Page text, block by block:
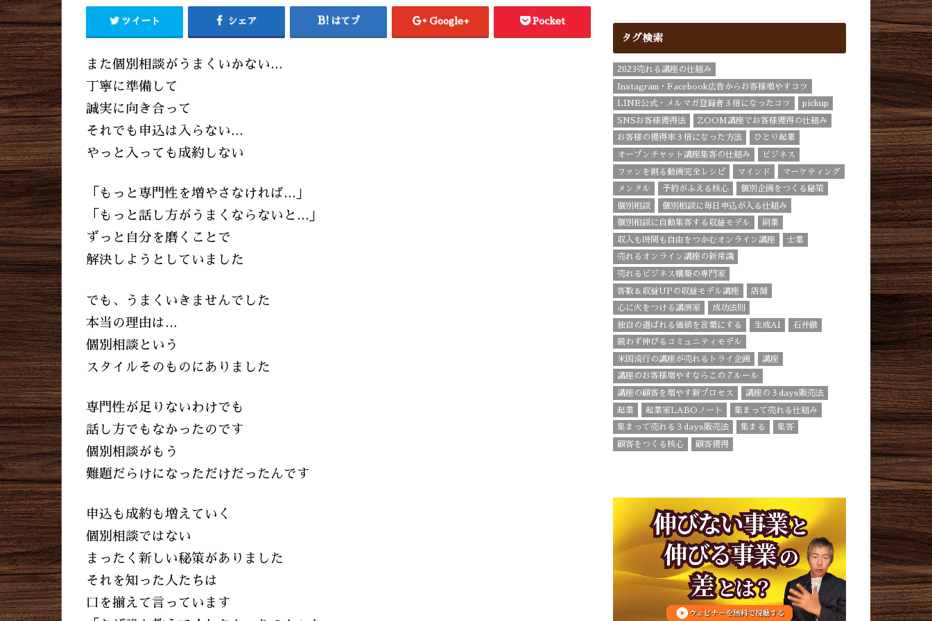
ツイート シェア はてブ Google+ Pocket
また個別相談がうまくいかない…
丁寧に準備して
誠実に向き合って
それでも申込は入らない…
やっと入っても成約しない
「もっと専門性を増やさなければ…」
「もっと話し方がうまくならないと…」
ずっと自分を磨くことで
解決しようとしていました
でも、うまくいきませんでした
本当の理由は…
個別相談という
スタイルそのものにありました
専門性が足りないわけでも
話し方でもなかったのです
個別相談がもう
難題だらけになっただけだったんです
申込も成約も増えていく
個別相談ではない
まったく新しい秘策がありました
それを知った人たちは
口を揃えて言っています
タグ検索
2023売れる講座の仕組み
Instagram・Facebook広告からお客様増やすコツ
LINE公式・メルマガ登録者３倍になったコツ pickup
SNSお客様獲得法 ZOOM講座でお客様獲得の仕組み
お客様の獲得率３倍になった方法 ひとり起業
オープンチャット講座集客の仕組み ビジネス
ファンを創る動画完全レシピ マインド マーケティング
メンタル 予約がふえる核心 個別企画をつくる秘策
個別相談 個別相談に毎日申込が入る仕組み
個別相談に自動集客する収益モデル 副業
収入も時間も自由をつかむオンライン講座 士業
売れるオンライン講座の新常識
売れるビジネス構築の専門家
客数＆収益UPの収益モデル講座 店舗
心に火をつける講演家 成功法則
独自の選ばれる価値を言葉にする 生成AI 石井徹
競わず伸びるコミュニティモデル
米国流行の講座が売れるトライ企画 講座
講座のお客様増やすならこの７ルール
講座の顧客を増やす新プロセス 講座の３days販売法
起業 起業家LABOノート 集まって売れる仕組み
集まって売れる３days販売法 集まる 集客
顧客をつくる核心 顧客獲得